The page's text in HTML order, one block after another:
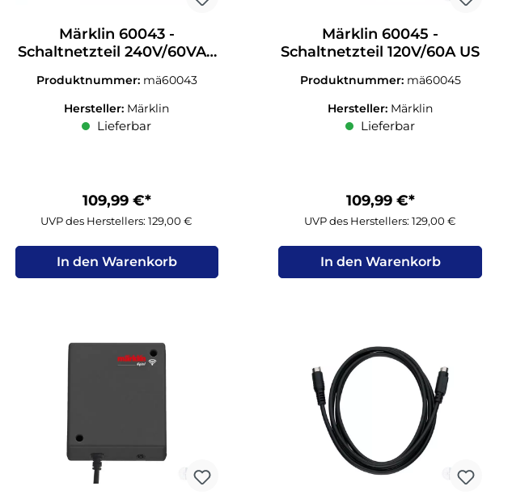
Märklin 60043 -
Schaltnetzteil 240V/60VA -
Produktnummer: mä60043
Hersteller: Märklin
Lieferbar
109,99 €*
UVP des Herstellers: 129,00 €
In den Warenkorb
Märklin 60045 -
Schaltnetzteil 120V/60A US
Produktnummer: mä60045
Hersteller: Märklin
Lieferbar
109,99 €*
UVP des Herstellers: 129,00 €
In den Warenkorb